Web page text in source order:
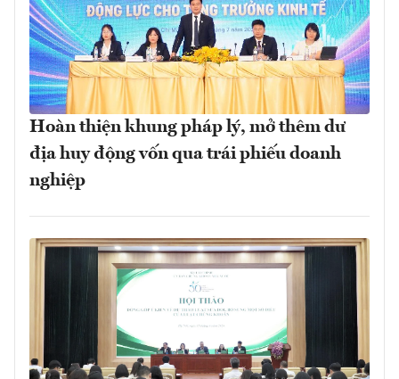
Hoàn thiện khung pháp lý, mở thêm dư
địa huy động vốn qua trái phiếu doanh
nghiệp